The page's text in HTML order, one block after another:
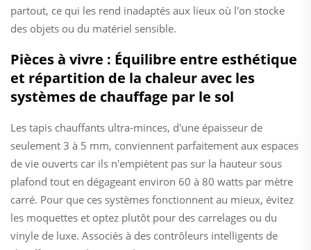
partout, ce qui les rend inadaptés aux lieux où l'on stocke
des objets ou du matériel sensible.
Pièces à vivre : Équilibre entre esthétique
et répartition de la chaleur avec les
systèmes de chauffage par le sol
Les tapis chauffants ultra-minces, d'une épaisseur de
seulement 3 à 5 mm, conviennent parfaitement aux espaces
de vie ouverts car ils n'empiètent pas sur la hauteur sous
plafond tout en dégageant environ 60 à 80 watts par mètre
carré. Pour que ces systèmes fonctionnent au mieux, évitez
les moquettes et optez plutôt pour des carrelages ou du
vinyle de luxe. Associés à des contrôleurs intelligents de